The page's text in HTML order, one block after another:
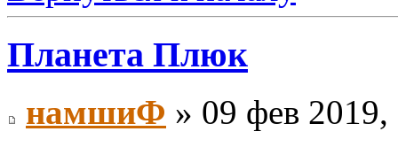
Планета Плюк
намшиФ » 09 фев